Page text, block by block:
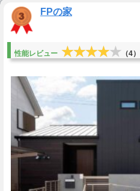
FPの家
性能レビュー ★★★★★
★★★★★ （4）